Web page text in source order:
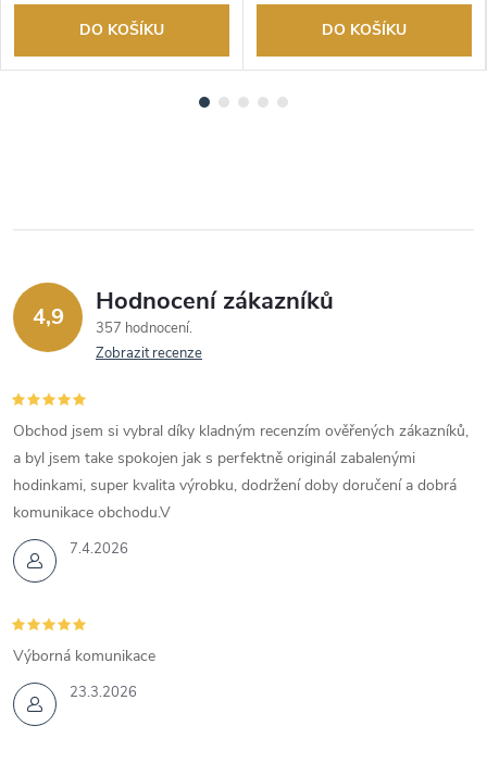
DO KOŠÍKU DO KOŠÍKU
4,9 Hodnocení zákazníků
357 hodnocení
Zobrazit recenze
7.4.2026
Obchod jsem si vybral díky kladným recenzím ověřených zákazníků,
a byl jsem take spokojen jak s perfektně originál zabalenými
hodinkami, super kvalita výrobku, dodržení doby doručení a dobrá
komunikace obchodu.V
23.3.2026
Výborná komunikace